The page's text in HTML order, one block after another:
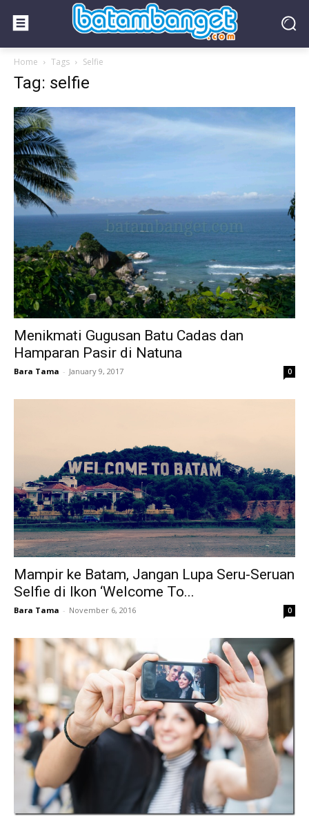
Home Tags Selfie
Tag: selfie
Menikmati Gugusan Batu Cadas dan
Hamparan Pasir di Natuna
Bara Tama - January 9, 2017 0
Mampir ke Batam, Jangan Lupa Seru-Seruan
Selfie di Ikon ‘Welcome To...
Bara Tama - November 6, 2016 0